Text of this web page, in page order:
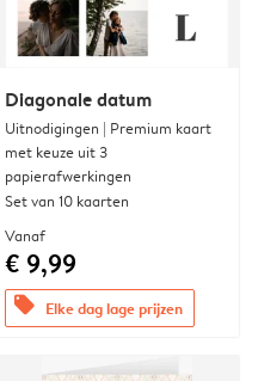
Diagonale datum
Uitnodigingen | Premium kaart
met keuze uit 3
papierafwerkingen
Set van 10 kaarten
Vanaf
€ 9,99
offers Elke dag lage prijzen